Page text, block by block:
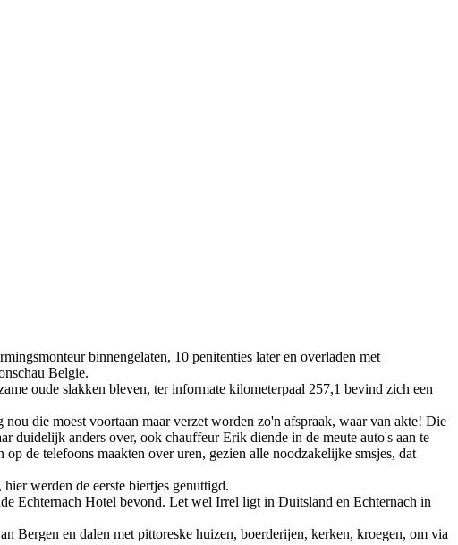
binnengelaten, 10 penitenties later en overladen met
Belgie.
oude slakken bleven, ter informate kilometerpaal 257,1 bevind zich een
die moest voortaan maar verzet worden zo'n afspraak, waar van akte! Die
duidelijk anders over, ook chauffeur Erik diende in de meute auto's aan te
de telefoons maakten over uren, gezien alle noodzakelijke smsjes, dat
werden de eerste biertjes genuttigd.
Echternach Hotel bevond. Let wel Irrel ligt in Duitsland en Echternach in
Bergen en dalen met pittoreske huizen, boerderijen, kerken, kroegen, om via